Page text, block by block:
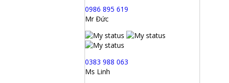
0986 895 619
Mr Đức
0383 988 063
Ms Linh